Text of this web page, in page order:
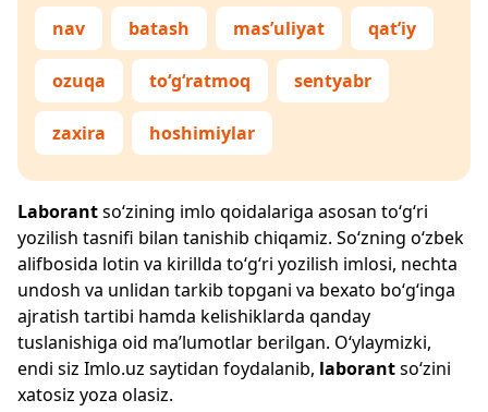
nav batash mas’uliyat qat’iy
ozuqa to‘g‘ratmoq sentyabr
zaxira hoshimiylar
Laborantso‘zining imlo qoidalariga asosan to‘g‘ri
yozilish tasnifi bilan tanishib chiqamiz. So‘zning o‘zbek
alifbosida lotin va kirillda to‘g‘ri yozilish imlosi, nechta
undosh va unlidan tarkib topgani va bexato bo‘g‘inga
ajratish tartibi hamda kelishiklarda qanday
tuslanishiga oid ma’lumotlar berilgan. O‘ylaymizki,
endi siz Imlo.uz saytidan foydalanib, laborantso‘zini
xatosiz yoza olasiz.